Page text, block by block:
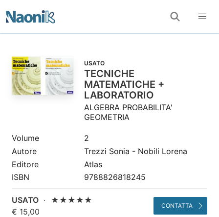
USATO
TECNICHE
MATEMATICHE +
LABORATORIO
ALGEBRA PROBABILITA'
GEOMETRIA
Volume
2
Autore
Trezzi Sonia - Nobili Lorena
Editore
Atlas
ISBN
9788826818245
USATO ·
★★★★★
€ 15,00
CONTATTA